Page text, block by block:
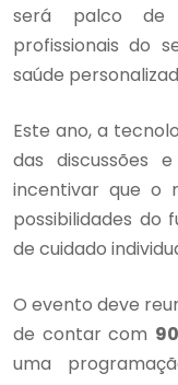
será palco de
profissionais do
saúde
Este ano, a
das discussões
incentivar que o
possibilidades do
de cuidado
O evento deve
de contar com
uma